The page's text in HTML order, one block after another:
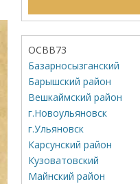
ОСВВ73
Базарносызганский
Барышский район
Вешкаймский район
г.Новоульяновск
г.Ульяновск
Карсунский район
Кузоватовский
Майнский район